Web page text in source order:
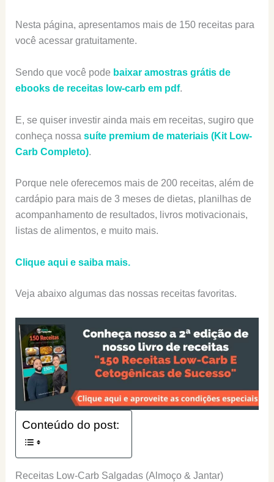
Nesta página, apresentamos mais de 150 receitas para
você acessar gratuitamente.
Sendo que você pode baixar amostras grátis de
ebooks de receitas low-carb em pdf.
E, se quiser investir ainda mais em receitas, sugiro que
conheça nossa suíte premium de materiais (Kit Low-
Carb Completo).
Porque nele oferecemos mais de 200 receitas, além de
cardápio para mais de 3 meses de dietas, planilhas de
acompanhamento de resultados, livros motivacionais,
listas de alimentos, e muito mais.
Clique aqui e saiba mais.
Veja abaixo algumas das nossas receitas favoritas.
Conteúdo do post:
Receitas Low-Carb Salgadas (Almoço & Jantar)